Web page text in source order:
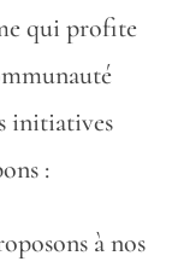
qui profite
initiatives
:
à nos